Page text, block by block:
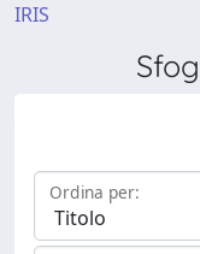
IRIS
Ordina per: